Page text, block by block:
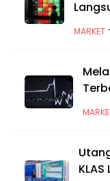
MARKET